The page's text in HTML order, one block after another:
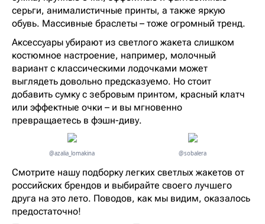
серьги, анималистичные принты, а также яркую
обувь. Массивные браслеты – тоже огромный тренд.
Аксессуары убирают из светлого жакета слишком
костюмное настроение, например, молочный
вариант с классическими лодочками может
выглядеть довольно предсказуемо. Но стоит
добавить сумку с зебровым принтом, красный клатч
или эффектные очки – и вы мгновенно
превращаетесь в фэшн-диву.
@azalia_lomakina @sobalera
Смотрите нашу подборку легких светлых жакетов от
российских брендов и выбирайте своего лучшего
друга на это лето. Поводов, как мы видим, оказалось
предостаточно!